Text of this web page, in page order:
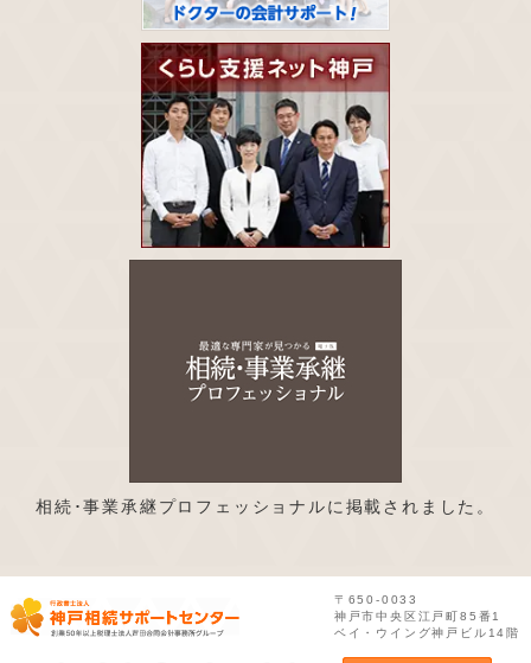
相続･事業承継プロフェッショナルに掲載されました。
〒650-0033
神戸市中央区江戸町85番1
ベイ・ウイング神戸ビル14階